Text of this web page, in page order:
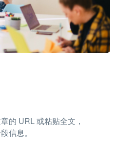
的 URL 或粘贴全文，
信息。